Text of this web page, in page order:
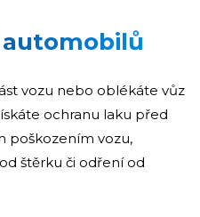
vozu nebo oblékáte vůz
ochranu laku před
poškozením vozu,
štěrku či odření od